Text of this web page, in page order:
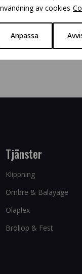
av cookies
Anpassa
Tjänster
Klippning
Ombre & Balayage
Olaplex
Bröllop & Fest